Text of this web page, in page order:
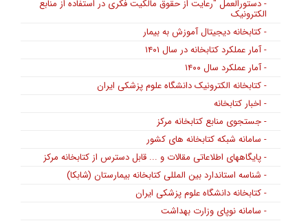
- دستورالعمل "رعایت از حقوق مالکیت فکری در استفاده از منابع
الکترونیک
- کتابخانه دیجیتال آموزش به بیمار
- آمار عملکرد کتابخانه در سال ۱۴۰۱
- آمار عملکرد سال ۱۴۰۰
- کتابخانه الکترونیک دانشگاه علوم پزشکی ایران
- اخبار کتابخانه
- جستجوی منابع کتابخانه مرکز
- سامانه شبکه کتابخانه های کشور
- پایگاههای اطلاعاتی مقالات و ... قابل دسترس از کتابخانه مرکز
- شناسه استاندارد بین المللی کتابخانه بیمارستان (شابکا)
- کتابخانه دانشگاه علوم پزشکی ایران
- سامانه نوپای وزارت بهداشت